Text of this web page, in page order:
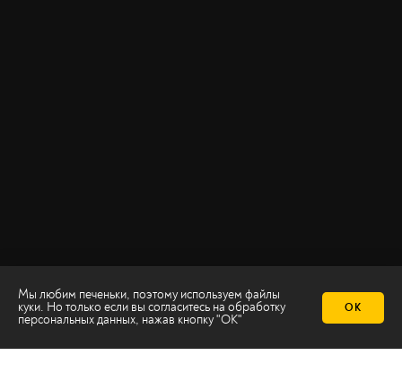
Мы любим печеньки, поэтому используем файлы
куки. Но только если вы согласитесь на обработку
персональных данных, нажав кнопку "ОК"
ОК